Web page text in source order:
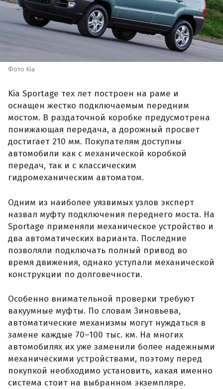
Фото Kia
Kia Sportage тех лет построен на раме и
оснащен жестко подключаемым передним
мостом. В раздаточной коробке предусмотрена
понижающая передача, а дорожный просвет
достигает 210 мм. Покупателям доступны
автомобили как с механической коробкой
передач, так и с классическим
гидромеханическим автоматом.
Одним из наиболее уязвимых узлов эксперт
назвал муфту подключения переднего моста. На
Sportage применяли механическое устройство и
два автоматических варианта. Последние
позволяли подключать полный привод во
время движения, однако уступали механической
конструкции по долговечности.
Особенно внимательной проверки требуют
вакуумные муфты. По словам Зиновьева,
автоматические механизмы могут нуждаться в
замене каждые 70–100 тыс. км. На многих
автомобилях их уже заменили более надежными
механическими устройствами, поэтому перед
покупкой необходимо установить, какая именно
система стоит на выбранном экземпляре.